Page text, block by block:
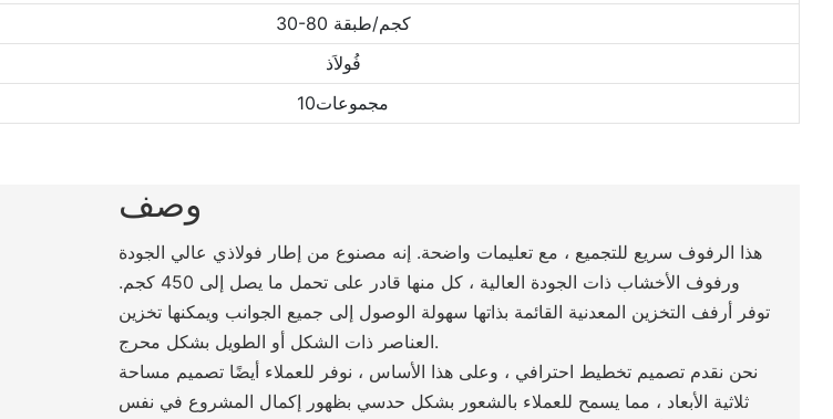
30-80 كجم/طبقة
فُولاَذ
مجموعات10
وصف
هذا الرفوف سريع للتجميع ، مع تعليمات واضحة. إنه مصنوع من إطار فولاذي عالي الجودة
ورفوف الأخشاب ذات الجودة العالية ، كل منها قادر على تحمل ما يصل إلى 450 كجم.
توفر أرفف التخزين المعدنية القائمة بذاتها سهولة الوصول إلى جميع الجوانب ويمكنها تخزين
العناصر ذات الشكل أو الطويل بشكل محرج.
نحن نقدم تصميم تخطيط احترافي ، وعلى هذا الأساس ، نوفر للعملاء أيضًا تصميم مساحة
ثلاثية الأبعاد ، مما يسمح للعملاء بالشعور بشكل حدسي بظهور إكمال المشروع في نفس